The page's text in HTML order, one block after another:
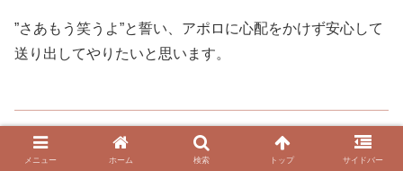
”さあもう笑うよ”と誓い、アポロに心配をかけず安心して
送り出してやりたいと思います。
メニュー ホーム 検索 トップ サイドバー